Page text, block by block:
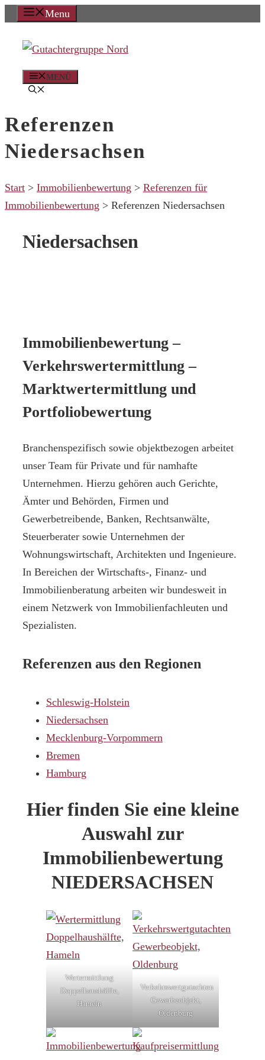
Zum
springen
Menu
MENÜ
Referenzen
Niedersachsen
Start > Immobilienbewertung > Referenzen für
Immobilienbewertung > Referenzen Niedersachsen
Niedersachsen
Immobilienbewertung –
Verkehrswertermittlung –
Marktwertermittlung und
Portfoliobewertung
Branchenspezifisch sowie objektbezogen arbeitet
unser Team für Private und für namhafte
Unternehmen. Hierzu gehören auch Gerichte,
Ämter und Behörden, Firmen und
Gewerbetreibende, Banken, Rechtsanwälte,
Steuerberater sowie Unternehmen der
Wohnungswirtschaft, Architekten und Ingenieure.
In Bereichen der Wirtschafts-, Finanz- und
Immobilienberatung arbeiten wir bundesweit in
einem Netzwerk von Immobilienfachleuten und
Spezialisten.
Referenzen aus den Regionen
Schleswig-Holstein
Niedersachsen
Mecklenburg-Vorpommern
Bremen
Hamburg
Hier finden Sie eine kleine
Auswahl zur
Immobilienbewertung
NIEDERSACHSEN
Wertermittlung
Doppelhaushälfte,
Hameln
Verkehrswertgutachten
Gewerbeobjekt,
Oldenburg